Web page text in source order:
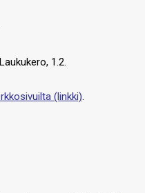
1.2.
(linkki).